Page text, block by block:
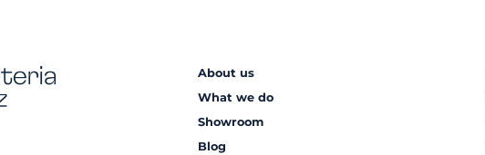
About us
What we do
Showroom
Blog